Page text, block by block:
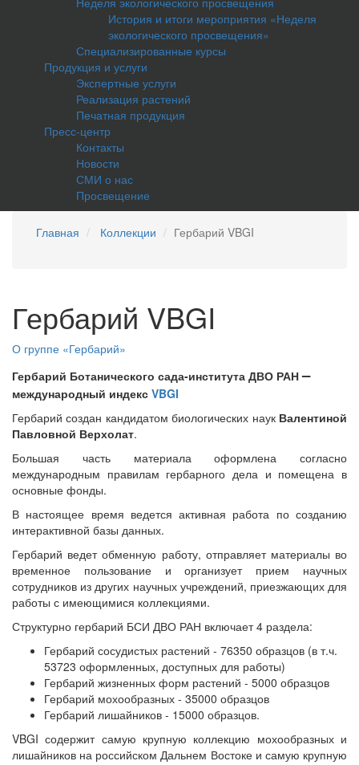
История и итоги мероприятия «Неделя
экологического просвещения»
Специализированные курсы
Продукция и услуги
Экспертные услуги
Реализация растений
Печатная продукция
Пресс-центр
Контакты
Новости
СМИ о нас
Просвещение
Главная Коллекции Гербарий VBGI
Гербарий VBGI
О группе «Гербарий»
Гербарий Ботанического сада-института ДВО РАН–
международный индекс VBGI
Гербарий создан кандидатом биологических наук Валентиной
Павловной Верхолат.
Большая часть материала оформлена согласно
международным правилам гербарного дела и помещена в
основные фонды.
В настоящее время ведется активная работа по созданию
интерактивной базы данных.
Гербарий ведет обменную работу, отправляет материалы во
временное пользование и организует прием научных
сотрудников из других научных учреждений, приезжающих для
работы с имеющимися коллекциями.
Структурно гербарий БСИ ДВО РАН включает 4 раздела:
Гербарий сосудистых растений - 76350 образцов (в т.ч.
53723 оформленных, доступных для работы)
Гербарий жизненных форм растений - 5000 образцов
Гербарий мохообразных - 35000 образцов
Гербарий лишайников - 15000 образцов.
VBGI содержит самую крупную коллекцию мохообразных и
лишайников на российском Дальнем Востоке и самую крупную